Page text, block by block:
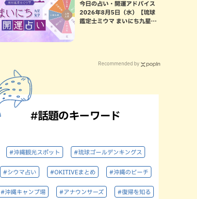
今日の占い・開運アドバイス
2026年8月5日（水）【琉球
鑑定士ミウマ まいにち九星気
Recommended by
#話題のキーワード
#沖縄観光スポット #琉球ゴールデンキングス
#シウマ占い #OKITIVEまとめ #沖縄のビーチ
#沖縄キャンプ場 #アナウンサーズ #復帰を知る